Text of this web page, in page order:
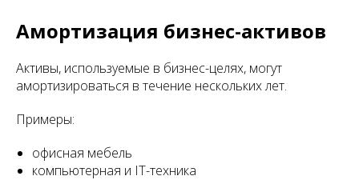
Амортизация бизнес-активов
Активы, используемые в бизнес-целях, могут
амортизироваться в течение нескольких лет.
Примеры:
офисная мебель
компьютерная и IT-техника